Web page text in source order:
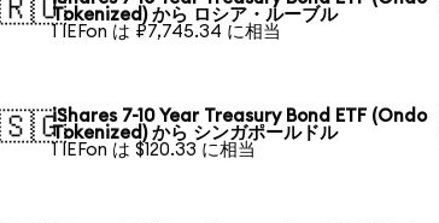
🇷🇺Tokenized) から ロシア・ルーブル
1 IEFon は ₽7,745.34 に相当
🇸🇬iShares 7-10 Year Treasury Bond ETF (Ondo
Tokenized) から シンガポールドル
1 IEFon は $120.33 に相当